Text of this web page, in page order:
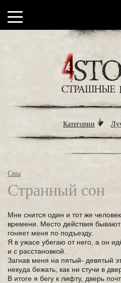
Категории
Сны
Странный сон
Мне снится один и тот же
времени. Место действия
гоняет меня по подъезду.
Я в ужасе убегаю от него, а он
и с расстановкой.
Загнав меня на пятый- девятый
некуда бежать, как ни стучи в
В итоге я бегу к лифту, дверь